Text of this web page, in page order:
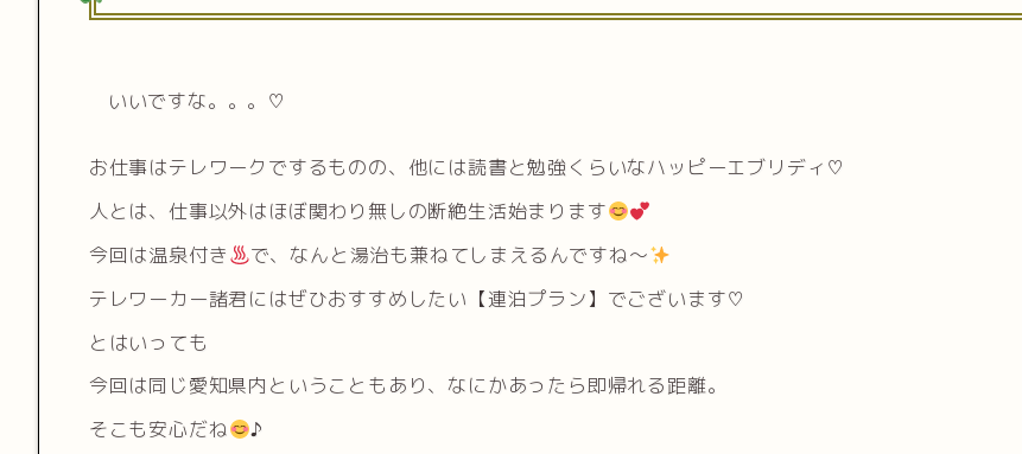
いいですな。。。♡
お仕事はテレワークでするものの、他には読書と勉強くらいなハッピーエブリディ♡
人とは、仕事以外はほぼ関わり無しの断絶生活始まります
今回は温泉付き
で、なんと湯治も兼ねてしまえるんですね〜
テレワーカー諸君にはぜひおすすめしたい【連泊プラン】でございます♡
とはいっても
今回は同じ愛知県内ということもあり、なにかあったら即帰れる距離。
そこも安心だね
♪